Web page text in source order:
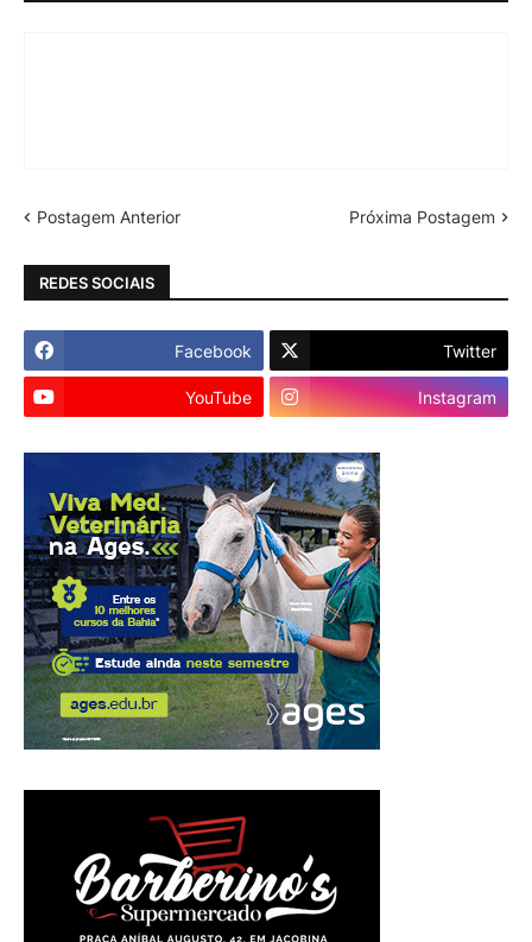
Postagem Anterior Próxima Postagem
REDES SOCIAIS
Facebook Twitter
YouTube Instagram